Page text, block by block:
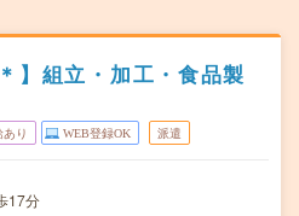
】組立・加工・食品製
り WEB登録OK 派遣
17分